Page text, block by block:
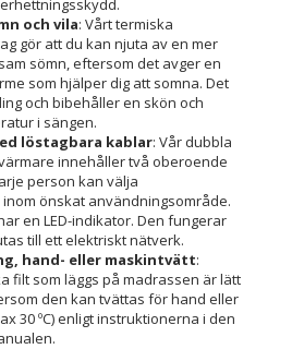
och vila: Vårt termiska
gör att du kan njuta av en mer
sömn, eftersom det avger en
som hjälper dig att somna. Det
och bibehåller en skön och
i sängen.
löstagbara kablar: Vår dubbla
innehåller två oberoende
person kan välja
önskat användningsområde.
en LED-indikator. Den fungerar
till ett elektriskt nätverk.
hand- eller maskintvätt:
filt som läggs på madrassen är lätt
den kan tvättas för hand eller
30 ºC) enligt instruktionerna i den